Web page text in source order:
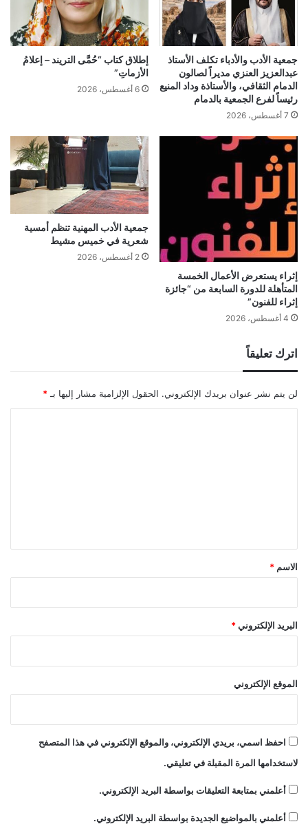
جمعية الأدب والأدباء تكلف الأستاذ
عبدالعزيز العنزي مديراً لصالون
الدمام الثقافي، والأستاذة وداد المنيع
رئيساً لفرع الجمعية بالدمام
7 أغسطس، 2026
إطلاق كتاب “حُمَّى التريند – إعلامُ
الأزماتِ”
6 أغسطس، 2026
إثراء يستعرض الأعمال الخمسة
المتأهلة للدورة السابعة من “جائزة
إثراء للفنون”
4 أغسطس، 2026
جمعية الأدب المهنية تنظم أمسية
شعرية في خميس مشيط
2 أغسطس، 2026
اترك تعليقاً
لن يتم نشر عنوان بريدك الإلكتروني. الحقول الإلزامية مشار إليها بـ *
*
الاسم *
البريد الإلكتروني*
الموقع الإلكتروني
احفظ اسمي، بريدي الإلكتروني، والموقع الإلكتروني في هذا المتصفح
لاستخدامها المرة المقبلة في تعليقي.
أعلمني بمتابعة التعليقات بواسطة البريد الإلكتروني.
أعلمني بالمواضيع الجديدة بواسطة البريد الإلكتروني.